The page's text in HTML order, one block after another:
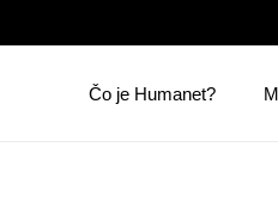
Čo je Humanet?